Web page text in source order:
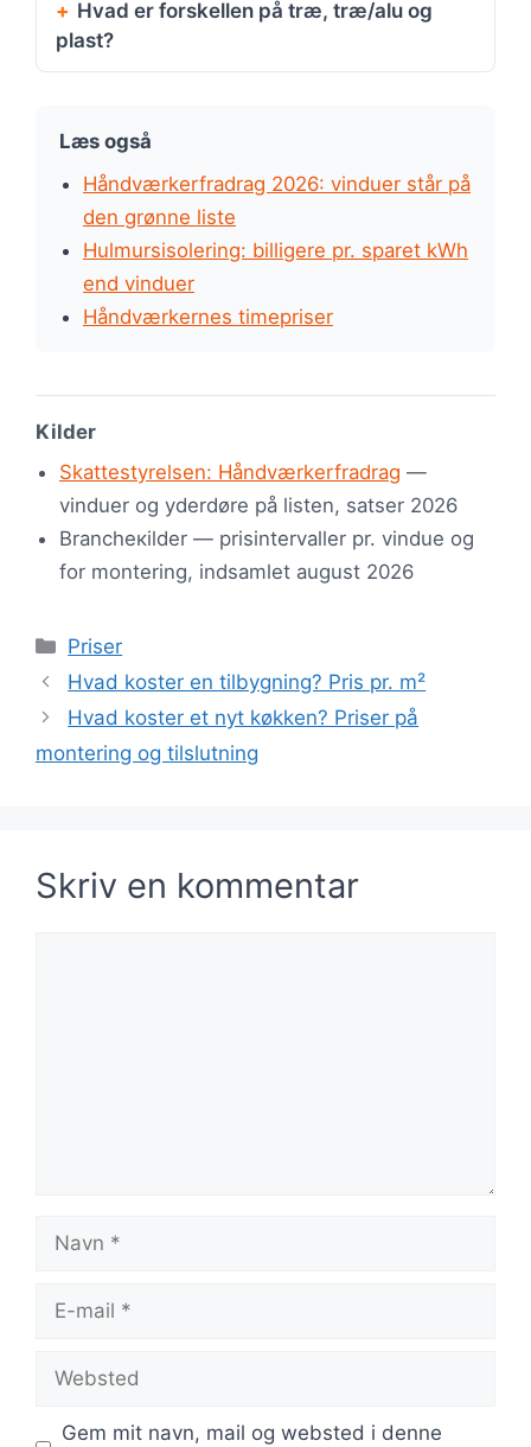
Hvad er forskellen på træ, træ/alu og
plast?
Læs også
Håndværkerfradrag 2026: vinduer står på
den grønne liste
Hulmursisolering: billigere pr. sparet kWh
end vinduer
Håndværkernes timepriser
Kilder
Skattestyrelsen: Håndværkerfradrag —
vinduer og yderdøre på listen, satser 2026
Brancheкilder — prisintervaller pr. vindue og
for montering, indsamlet august 2026
Kategorier
Priser
Hvad koster en tilbygning? Pris pr. m²
Hvad koster et nyt køkken? Priser på
montering og tilslutning
Skriv en kommentar
Navn
Websted
Gem mit navn, mail og websted i denne